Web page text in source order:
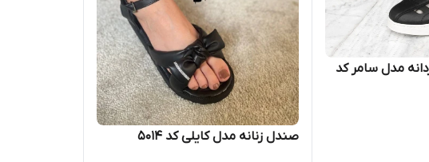
مدل سامر کد
صندل زنانه مدل کایلی کد 5014